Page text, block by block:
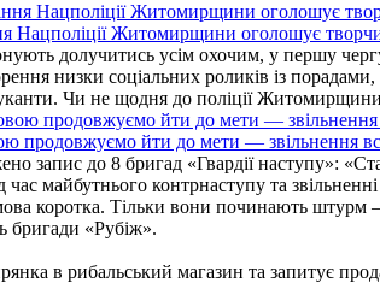
Нацполіції Житомирщини оголошує
долучитись усім охочим, у першу
низки соціальних роликів із
Чи не щодня до поліції
продовжуємо йти до мети — звільнення
запис до 8 бригад «Гвардії наступу»:
час майбутнього контрнаступу та
коротка. Тільки вони починають штурм
бригади «Рубіж».
в рибальський магазин та запитує